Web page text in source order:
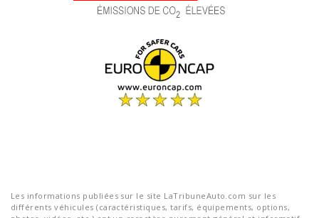
Les informations publiées sur le site LaTribuneAuto.com sur les
différents véhicules (caractéristiques, tarifs, équipements, options,